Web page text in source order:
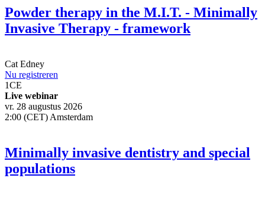
Powder therapy in the M.I.T. - Minimally
Invasive Therapy - framework
Cat Edney
Nu registreren
1CE
Live webinar
vr. 28 augustus 2026
2:00 (CET) Amsterdam
Minimally invasive dentistry and special
populations